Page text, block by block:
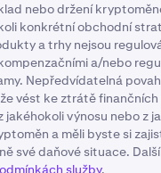
nebo držení
konkrétní obchodní
a trhy nejsou
a/nebo
Nepředvídatelná
vést ke ztrátě
jakéhokoli výnosu nebo z
a měli byste si
své daňové situace.
služby.